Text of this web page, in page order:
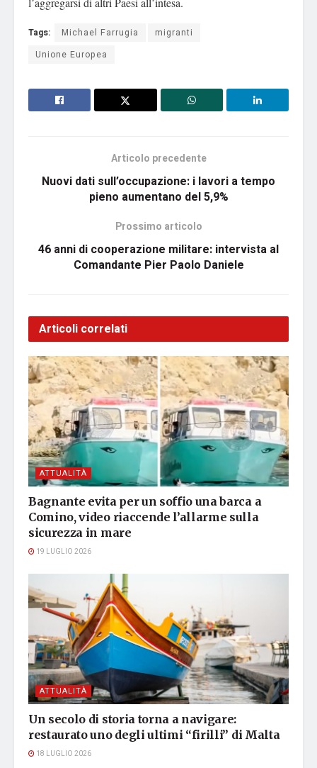
Tags: Michael Farrugia
migranti
Unione Europea
Articolo precedente
Nuovi dati sull’occupazione: i lavori a tempo
pieno aumentano del 5,9%
Prossimo articolo
46 anni di cooperazione militare: intervista al
Comandante Pier Paolo Daniele
Articoli correlati
ATTUALITÀ
Bagnante evita per un soffio una barca a
Comino, video riaccende l’allarme sulla
sicurezza in mare
19 LUGLIO 2026
ATTUALITÀ
Un secolo di storia torna a navigare:
restaurato uno degli ultimi “firilli” di Malta
18 LUGLIO 2026